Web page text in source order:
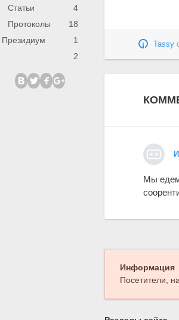
Статьи
4
Протоколы
18
Президиум
1
2
Tassy
Мы едем
Информация
Посетители,